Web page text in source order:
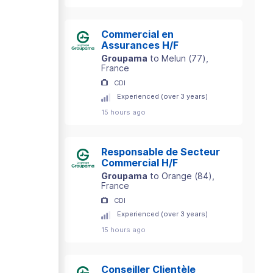
Commercial en
Assurances H/F
Groupama to Melun (77)
France
CDI
Experienced (over 3 years)
15 hours ago
Responsable de Secteur
Commercial H/F
Groupama to Orange (84)
France
CDI
Experienced (over 3 years)
15 hours ago
Conseiller Clientèle